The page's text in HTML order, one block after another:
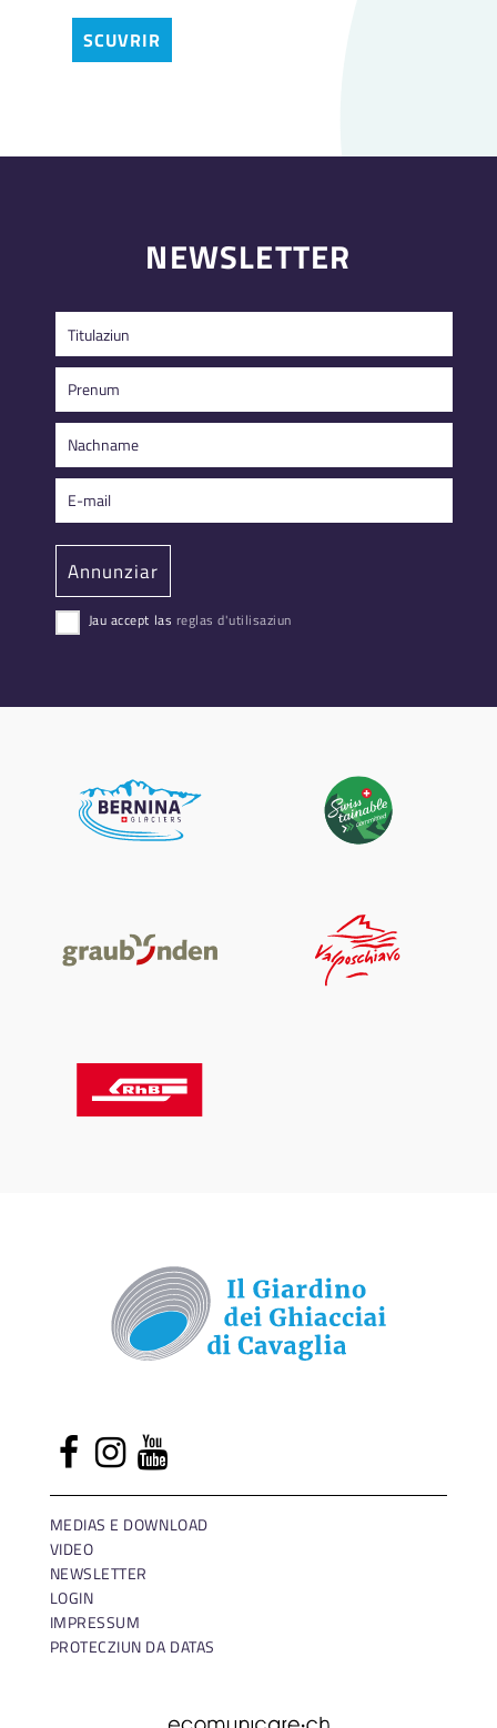
SCUVRIR
NEWSLETTER
Jau accept las reglas d'utilisaziun
MEDIAS E DOWNLOAD
VIDEO
NEWSLETTER
LOGIN
IMPRESSUM
PROTECZIUN DA DATAS